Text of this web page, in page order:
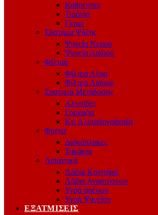
Καθρέφτες
Τιμόνια
Γκριπ
Σύστημα Ψύξης
Ψυγεία Νερού
Ψυγεία Λαδιού
Φίλτρα
Φίλτρα Αέρα
Φίλτρα Λαδιού
Σύστημα Μετάδοσης
Αλυσίδες
Γραναζια
Κιτ Αλυσιδογράναζα
Φρένα
Δισκόπλακες
Τακάκια
Λιπαντικά
Λάδια Κινητήρα
Λάδια Αναρτήσεων
Υγρά φρένων
Υγρά Ψυγείου
ΕΞΑΤΜΊΣΕΙΣ